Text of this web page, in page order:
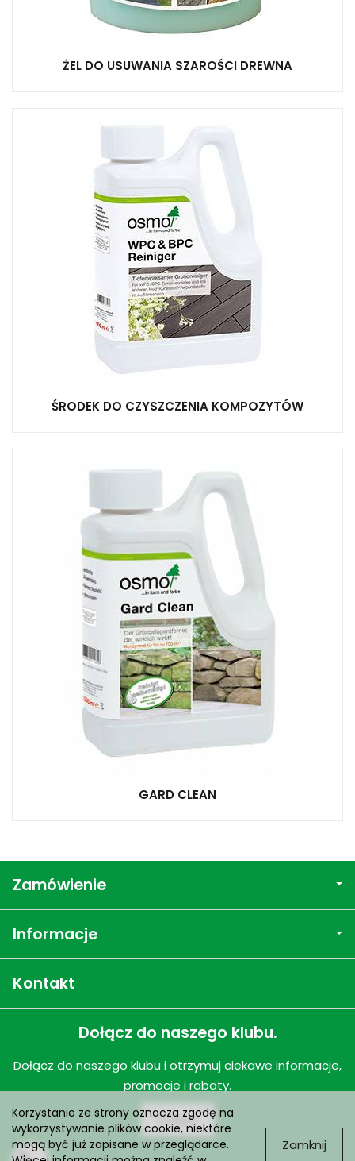
ŻEL DO USUWANIA SZAROŚCI DREWNA
ŚRODEK DO CZYSZCZENIA KOMPOZYTÓW
GARD CLEAN
Zamówienie
Informacje
Kontakt
Dołącz do naszego klubu.
Dołącz do naszego klubu i otrzymuj ciekawe informacje,
promocje i rabaty.
Dołącz
Korzystanie ze strony oznacza zgodę na
wykorzystywanie plików cookie, niektóre
mogą być już zapisane w przeglądarce.
Zamknij